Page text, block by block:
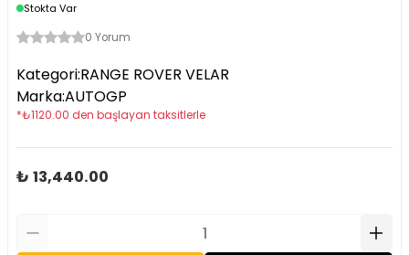
Stokta Var
0 Yorum
Kategori:RANGE ROVER VELAR
Marka:AUTOGP
*₺1120.00 den başlayan taksitlerle
₺ 13,440.00